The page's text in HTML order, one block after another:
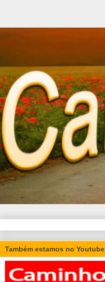
Também estamos no Youtube